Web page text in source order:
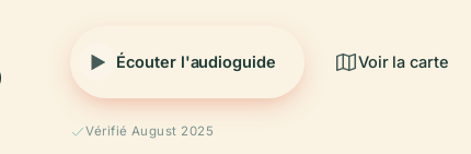
Écouter l'audioguide Voir la carte
Vérifié August 2025